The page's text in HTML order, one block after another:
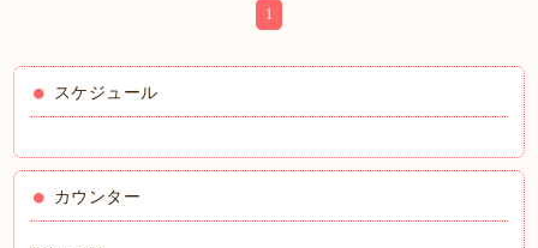
1
スケジュール
カウンター